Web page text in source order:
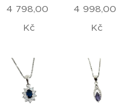
4 798,00
Kč
4 998,00
Kč